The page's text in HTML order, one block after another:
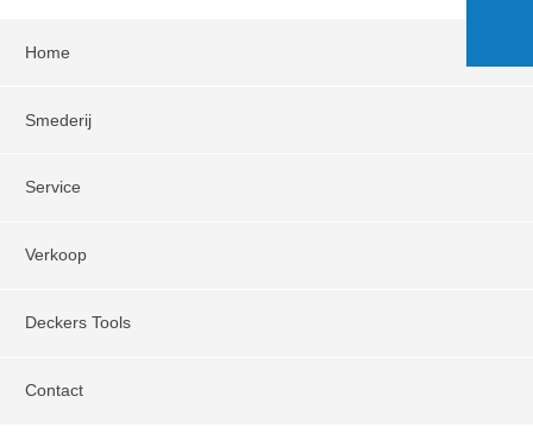
Home
Smederij
Service
Verkoop
Deckers Tools
Contact